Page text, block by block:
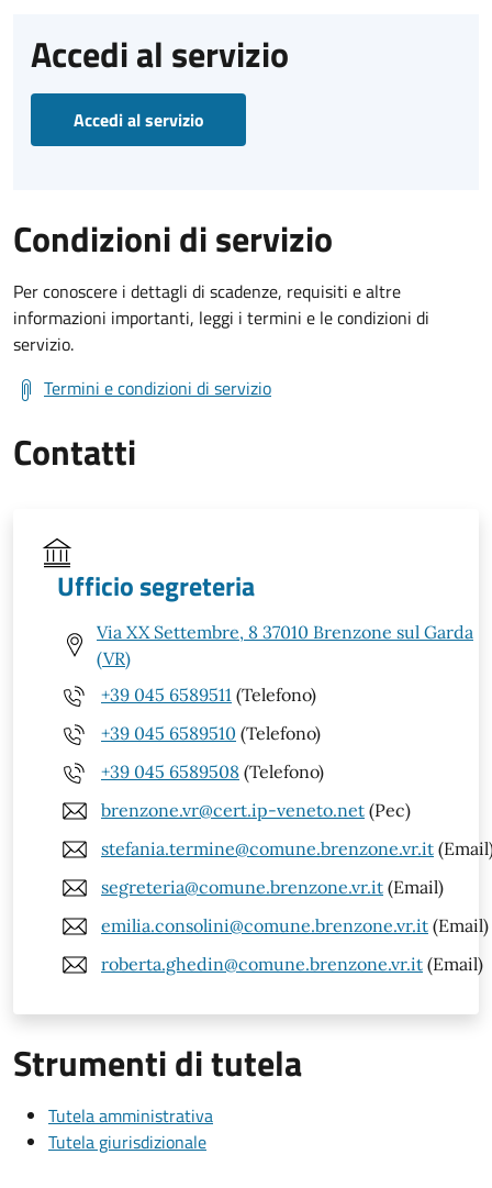
Accedi al servizio
Accedi al servizio
Condizioni di servizio
Per conoscere i dettagli di scadenze, requisiti e altre
informazioni importanti, leggi i termini e le condizioni di
servizio.
Termini e condizioni di servizio
Contatti
Ufficio segreteria
Via XX Settembre, 8 37010 Brenzone sul Garda
(VR)
+39 045 6589511 (Telefono)
+39 045 6589510 (Telefono)
+39 045 6589508 (Telefono)
brenzone.vr@cert.ip-veneto.net (Pec)
stefania.termine@comune.brenzone.vr.it
segreteria@comune.brenzone.vr.it (Email)
emilia.consolini@comune.brenzone.vr.it (Email)
roberta.ghedin@comune.brenzone.vr.it (Email)
Strumenti di tutela
Tutela amministrativa
Tutela giurisdizionale